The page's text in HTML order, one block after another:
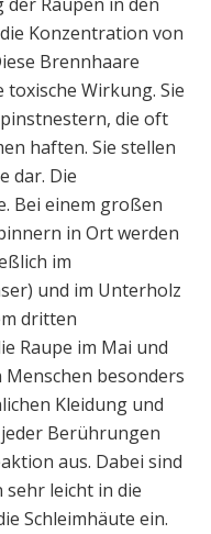
Konzentration von
Brennhaare
Wirkung. Sie
die oft
haften. Sie stellen
dar. Die
Bei einem großen
in Ort werden
im
und im Unterholz
dritten
Raupe im Mai und
besonders
Kleidung und
Berührungen
aus. Dabei sind
leicht in die
Schleimhäute ein.